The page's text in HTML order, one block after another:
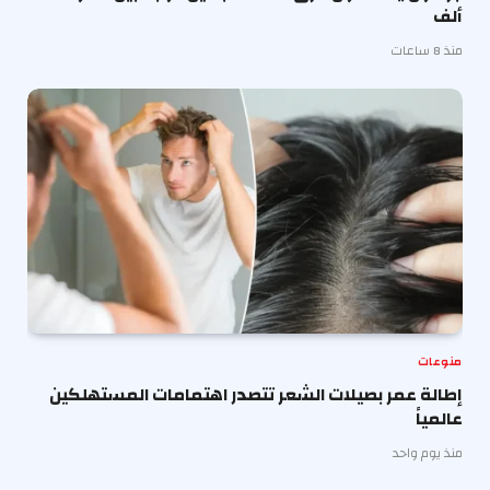
ألف
منذ 8 ساعات
منوعات
إطالة عمر بصيلات الشعر تتصدر اهتمامات المستهلكين
عالمياً
منذ يوم واحد